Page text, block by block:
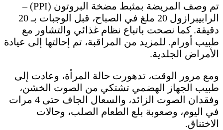
تم وصف المريضة بمثبط مضخة البروتون (PPI) –
الرابيبرازول 20 ملغ في الصباح، قبل الوجبات بـ 20
دقيقة. كما نصحت باتباع نظام غذائي والتشاور مع
طبيب أورام. للمزيد من المراقبة، تم إحالتها إلى عيادة
الأمراض الجلدية.
ومع مرور الوقت، تدهورت حالة المرأة، وعادت إلى
طبيب الجهاز الهضمي تشتكي من الصوت الخشن،
وفقدان الصوت الزائد، والسعال الجاف حتى 4 مرات
في اليوم، وصعوبة بلع الطعام الصلب، وحالات
الاختناق.